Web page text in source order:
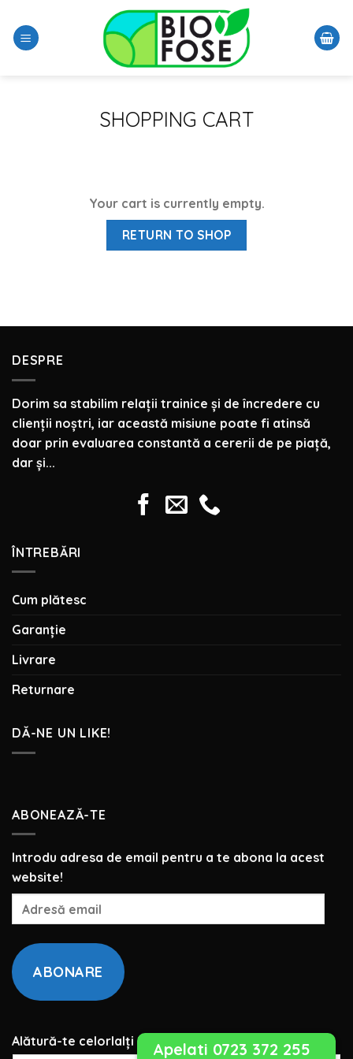
content
SHOPPING CART
Your cart is currently empty.
RETURN TO SHOP
DESPRE
Dorim sa stabilim relaţii trainice şi de încredere cu
clienţii noştri, iar această misiune poate fi atinsă
doar prin evaluarea constantă a cererii de pe piaţă,
dar şi...
ÎNTREBĂRI
Cum plătesc
Garanție
Livrare
Returnare
DĂ-NE UN LIKE!
ABONEAZĂ-TE
Introdu adresa de email pentru a te abona la acest
website!
Adresă
ABONARE
Alătură-te celorlalți 2 abonați.